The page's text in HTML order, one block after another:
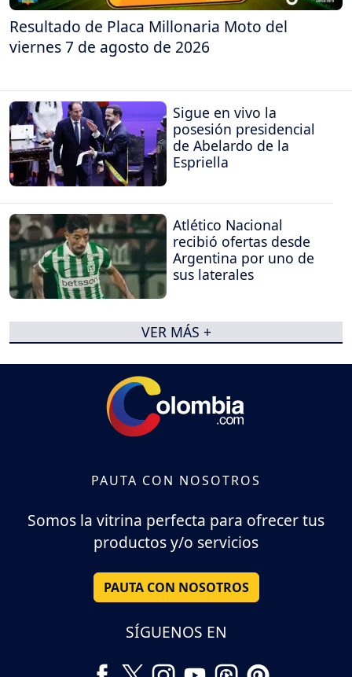
Resultado de Placa Millonaria Moto del
viernes 7 de agosto de 2026
Sigue en vivo la
posesión presidencial
de Abelardo de la
Espriella
Atlético Nacional
recibió ofertas desde
Argentina por uno de
sus laterales
VER MÁS +
PAUTA CON NOSOTROS
Somos la vitrina perfecta para ofrecer tus
productos y/o servicios
PAUTA CON NOSOTROS
SÍGUENOS EN